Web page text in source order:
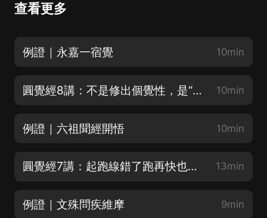
查看更多
例證｜永嘉一宿覺 10min
圓覺經8講：不是修出個覺性，是“照見”你本來的那面鏡子 10min
例證｜六祖聞經開悟 10min
圓覺經7講：起跑線錯了跑再快也繞圈：成佛的“因地”到底在哪 13min
例證｜文殊問疾維摩 9min